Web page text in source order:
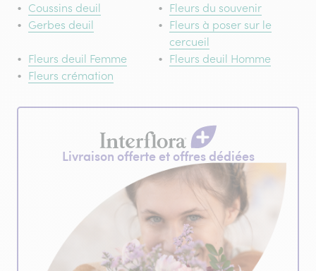
Coussins deuil
Fleurs du souvenir
Gerbes deuil
Fleurs à poser sur le
cercueil
Fleurs deuil Femme
Fleurs deuil Homme
Fleurs crémation
Livraison offerte et offres dédiées